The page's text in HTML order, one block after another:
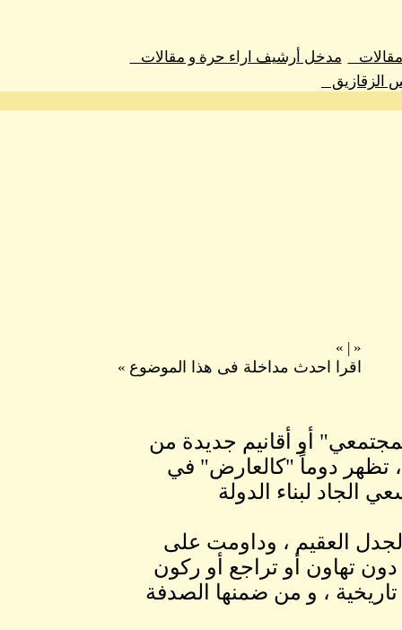
مدخل أرشيف اراء حرة و مقالات
الزقازيق
«
|
»
اقرا احدث مداخلة فى هذا الموضوع »
أو أقانيم جديدة من
، تظهر دوماً "كالعارض" في
لبناء الدولة
العقيم ، وداومت على
تهاون أو تراجع أو ركون
، و من ضمنها الصدفة